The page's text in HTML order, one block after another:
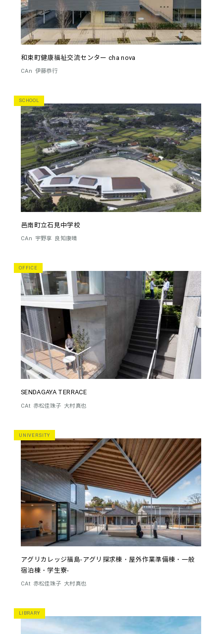
和束町健康福祉交流センター cha nova
CAn 伊藤恭行
SCHOOL
邑南町立石見中学校
CAn 宇野享 良知康晴
OFFICE
SENDAGAYA TERRACE
CAt 赤松佳珠子 大村真也
UNIVERSITY
アグリカレッジ福島-アグリ探求棟・屋外作業準備棟・一般
宿泊棟・学生寮-
CAt 赤松佳珠子 大村真也
LIBRARY